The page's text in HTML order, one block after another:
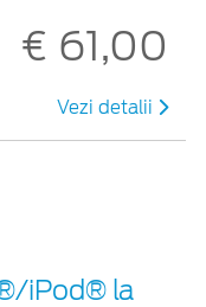
€ 61,00
Vezi detalii
iPod® la